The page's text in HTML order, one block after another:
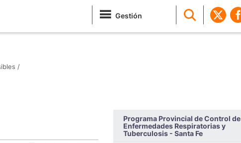
Gestión
/
Programa Provincial de Control de
Enfermedades Respiratorias y
Tuberculosis - Santa Fe